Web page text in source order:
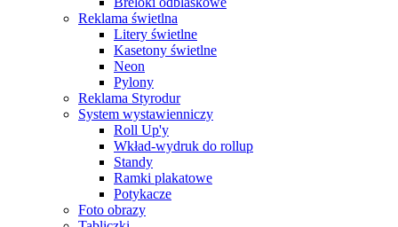
Reklama świetlna
Litery świetlne
Kasetony świetlne
Neon
Pylony
Reklama Styrodur
System wystawienniczy
Roll Up'y
Wkład-wydruk do rollup
Standy
Ramki plakatowe
Potykacze
Foto obrazy